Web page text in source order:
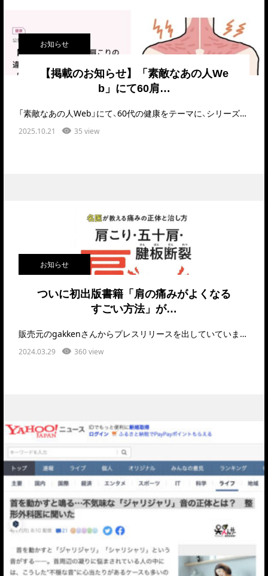
お知らせ
【掲載のお知らせ】「素敵なあの人We
b」にて60肩…
「素敵なあの人Web」にて、60代の健康をテーマに、シリーズで記事が掲載されています…
2025.10.21 35 view
お知らせ
ついに初出版書籍「肩の痛みがよくなる
すごい方法」が…
販売元のgakkenさんからプレスリリースを出していています。ご確認ください。https://p…
2024.03.29 360 view